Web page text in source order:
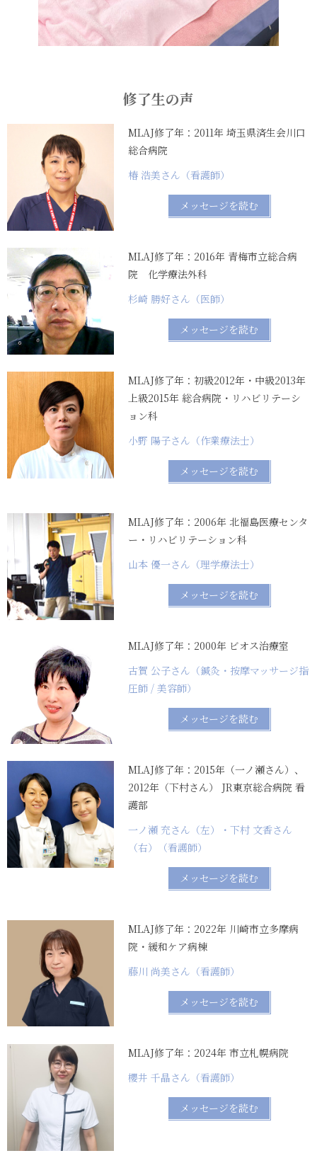
修了生の声
MLAJ修了年：2011年 埼玉県済生会川口
総合病院
椿 浩美さん（看護師）
メッセージを読む
MLAJ修了年：2016年 青梅市立総合病
院 化学療法外科
杉崎 勝好さん（医師）
メッセージを読む
MLAJ修了年：初級2012年・中級2013年
上級2015年 総合病院・リハビリテーシ
ョン科
小野 陽子さん（作業療法士）
メッセージを読む
MLAJ修了年：2006年 北福島医療センタ
ー・リハビリテーション科
山本 優一さん（理学療法士）
メッセージを読む
MLAJ修了年：2000年 ビオス治療室
古賀 公子さん（鍼灸・按摩マッサージ指
圧師 / 美容師）
メッセージを読む
MLAJ修了年：2015年（一ノ瀬さん）、
2012年（下村さん） JR東京総合病院 看
護部
一ノ瀬 充さん（左）・下村 文香さん
（右）（看護師）
メッセージを読む
MLAJ修了年：2022年 川崎市立多摩病
院・緩和ケア病棟
藤川 尚美さん（看護師）
メッセージを読む
MLAJ修了年：2024年 市立札幌病院
櫻井 千晶さん（看護師）
メッセージを読む